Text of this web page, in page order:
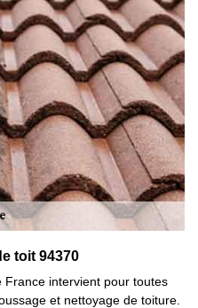
toit 94370
France intervient pour toutes
et nettoyage de toiture.